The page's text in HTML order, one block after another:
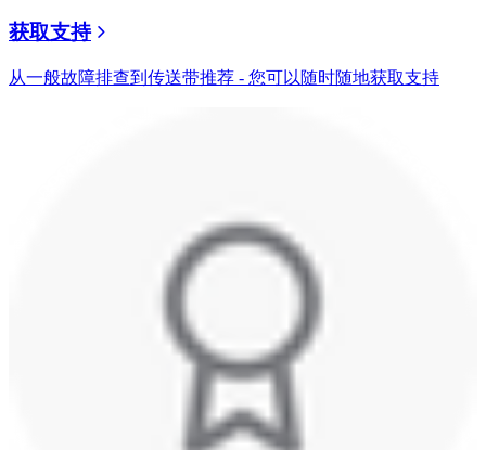
获取支持
从一般故障排查到传送带推荐 - 您可以随时随地获取支持